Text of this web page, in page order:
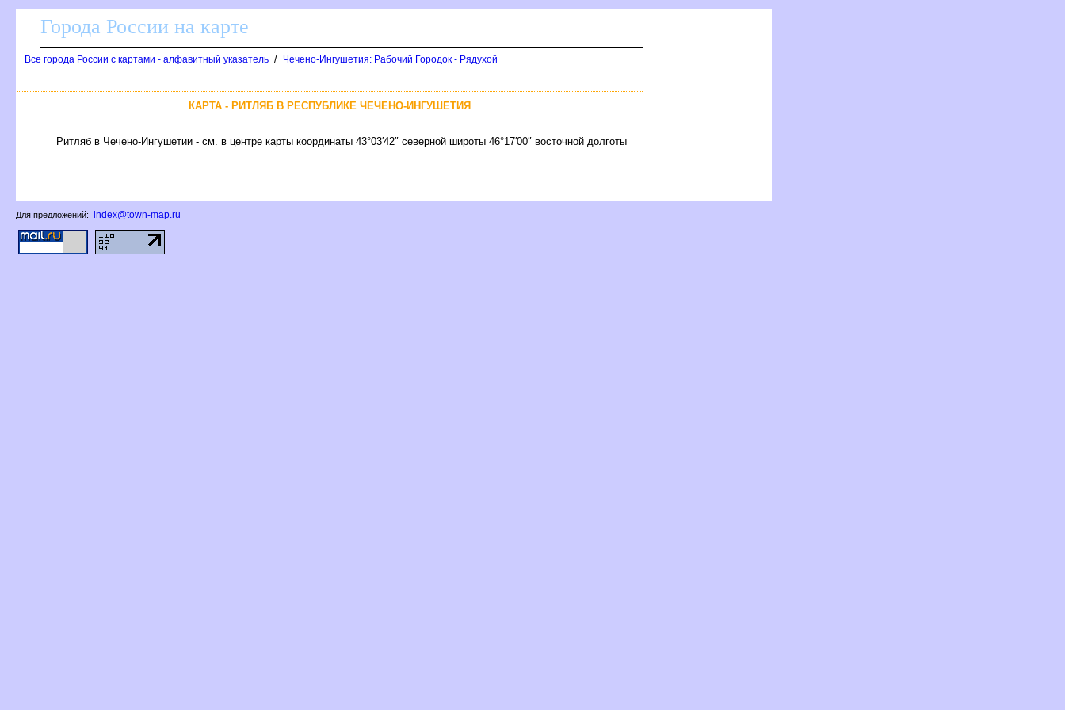
Города России на карте
се города России с картами - алфавитный указатель / Чечено-Ингушетия: Рабочий Городок - Рядухой
КАРТА - РИТЛЯБ В РЕСПУБЛИКЕ ЧЕЧЕНО-ИНГУШЕТИЯ
Ритляб в Чечено-Ингушетии - см. в центре карты координаты 43°03′42″ северной широты 46°17′00″ восточной долготы
Для предложений: index@town-map.ru